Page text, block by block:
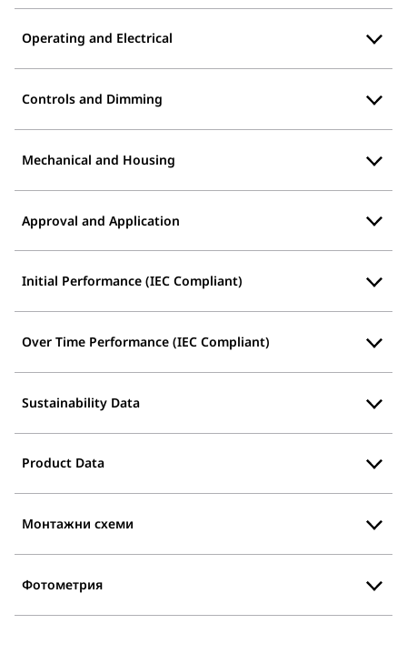
Operating and Electrical
Controls and Dimming
Mechanical and Housing
Approval and Application
Initial Performance (IEC Compliant)
Over Time Performance (IEC Compliant)
Sustainability Data
Product Data
Монтажни схеми
Фотометрия